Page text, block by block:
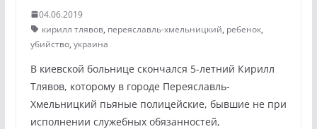
04.06.2019
кирилл тлявов, переяславль-хмельницкий, ребенок,
убийство, украина
В киевской больнице скончался 5-летний Кирилл
Тлявов, которому в городе Переяславль-
Хмельницкий пьяные полицейские, бывшие не при
исполнении служебных обязанностей,